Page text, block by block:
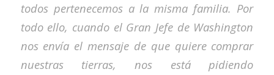
todos pertenecemos a la misma familia. Por
todo ello, cuando el Gran Jefe de Washington
nos envía el mensaje de que quiere comprar
nuestras tierras, nos está pidiendo